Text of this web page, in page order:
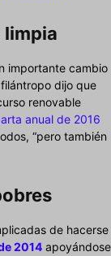
limpia
importante cambio
dijo que
renovable
anual de 2016
“pero también
de hacerse
2014 apoyándose